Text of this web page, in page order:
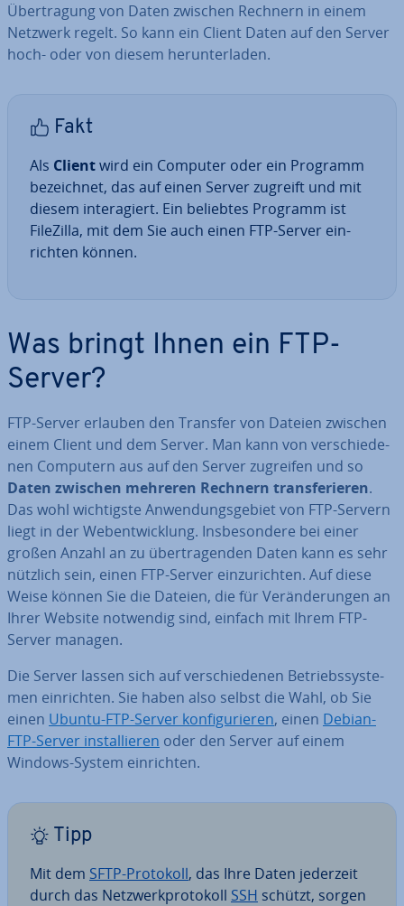
Über­tra­gung von Daten zwischen Rechnern in einem
Netzwerk regelt. So kann ein Client Daten auf den Server
hoch- oder von diesem her­un­ter­la­den.
Fakt
Als Clientwird ein Computer oder ein Programm
be­zeich­net, das auf einen Server zugreift und mit
diesem in­ter­agiert. Ein beliebtes Programm ist
FileZilla, mit dem Sie auch einen FTP-Server ein­
rich­ten können.
Was bringt Ihnen ein FTP-
Server?
FTP-Server erlauben den Transfer von Dateien zwischen
einem Client und dem Server. Man kann von ver­schie­de­
nen Computern aus auf den Server zugreifen und so
Daten zwischen mehreren Rechnern trans­fe­rie­ren.
Das wohl wich­tigs­te An­wen­dungs­ge­biet von FTP-Servern
liegt in der Web­ent­wick­lung. Ins­be­son­de­re bei einer
großen Anzahl an zu über­tra­gen­den Daten kann es sehr
nützlich sein, einen FTP-Server ein­zu­rich­ten. Auf diese
Weise können Sie die Dateien, die für Ver­än­de­run­gen an
Ihrer Website notwendig sind, einfach mit Ihrem FTP-
Server managen.
Die Server lassen sich auf ver­schie­de­nen Be­triebs­sys­te­
men ein­rich­ten. Sie haben also selbst die Wahl, ob Sie
einen Ubuntu-FTP-Server kon­fi­gu­rie­ren, einen Debian-
FTP-Server in­stal­lie­ren oder den Server auf einem
Windows-System ein­rich­ten.
Tipp
Mit dem SFTP-Protokoll, das Ihre Daten jederzeit
durch das Netz­werk­pro­to­koll SSH schützt, sorgen